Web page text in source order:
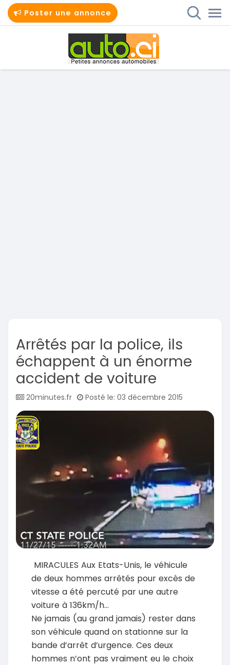
Poster une annonce
Arrêtés par la police, ils
échappent à un énorme
accident de voiture
20minutes.fr Posté le: 03 décembre 2015
MIRACULES Aux Etats-Unis, le véhicule
de deux hommes arrêtés pour excès de
vitesse a été percuté par une autre
voiture à 136km/h...
Ne jamais (au grand jamais) rester dans
son véhicule quand on stationne sur la
bande d’arrêt d’urgence. Ces deux
hommes n’ont pas vraiment eu le choix